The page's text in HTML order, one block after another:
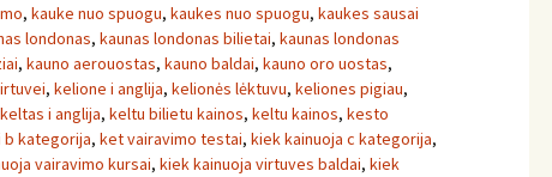
, kauke nuo spuogu, kaukes nuo spuogu, kaukes sausai
londonas, kaunas londonas bilietai, kaunas londonas
, kauno aerouostas, kauno baldai, kauno oro uostas,
, kelione i anglija, kelionės lėktuvu, keliones pigiau,
keltas i anglija, keltu bilietu kainos, keltu kainos, kesto
kategorija, ket vairavimo testai, kiek kainuoja c kategorija,
vairavimo kursai, kiek kainuoja virtuves baldai, kiek